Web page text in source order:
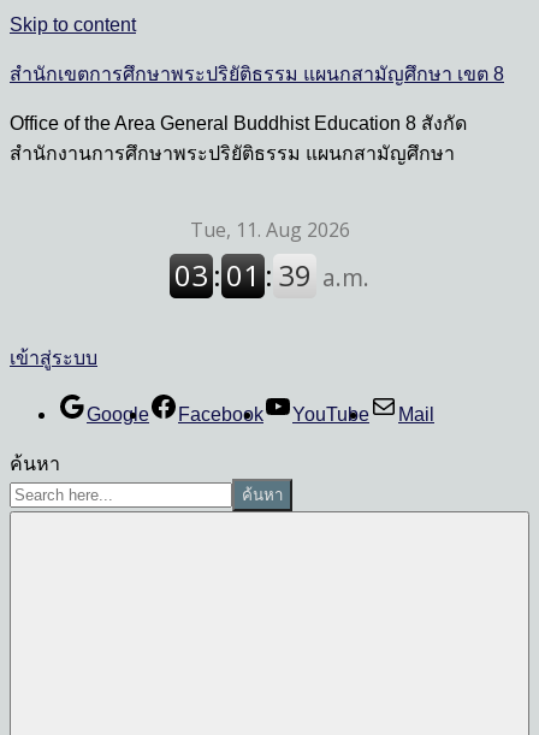
Skip to content
สำนักเขตการศึกษาพระปริยัติธรรม แผนกสามัญศึกษา เขต 8
Office of the Area General Buddhist Education 8 สังกัด
สำนักงานการศึกษาพระปริยัติธรรม แผนกสามัญศึกษา
เข้าสู่ระบบ
Google Facebook YouTube Mail
ค้นหา
ค้นหา